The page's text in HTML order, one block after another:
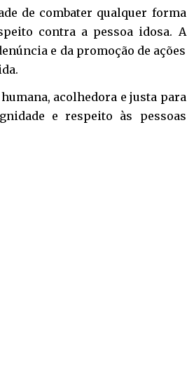
de combater qualquer forma
contra a pessoa idosa. A
e da promoção de ações
acolhedora e justa para
e respeito às pessoas